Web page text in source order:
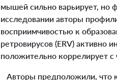
мышей сильно варьирует, но
исследовании авторы
восприимчивостью к
ретровирусов (ERV) активно
положительно коррелирует с
Авторы предположили, что